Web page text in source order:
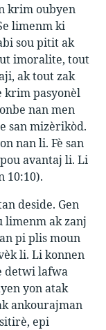
krim oubyen
limenm ki
sou pitit ak
imoralite, tout
ak tout zak
krim pasyonèl
nan men
san mizèrikòd.
nan li. Fè san
avantaj li. Li
10:10).
deside. Gen
limenm ak zanj
pi plis moun
li. Li konnen
detwi lafwa
yon atak
ankourajman
epi